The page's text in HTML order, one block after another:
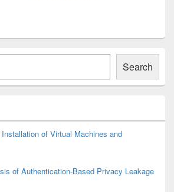
Search
of Virtual Machines and
of Authentication-Based Privacy Leakage